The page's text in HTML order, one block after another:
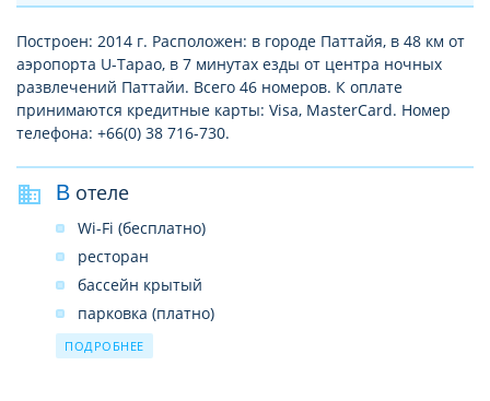
Построен: 2014 г. Расположен: в городе Паттайя, в 48 км от
аэропорта U-Tapao, в 7 минутах езды от центра ночных
развлечений Паттайи. Всего 46 номеров. К оплате
принимаются кредитные карты: Visa, MasterCard. Номер
телефона: +66(0) 38 716-730.
В отеле
Wi-Fi (бесплатно)
ресторан
бассейн крытый
парковка (платно)
камера хранения
ПОДРОБНЕЕ